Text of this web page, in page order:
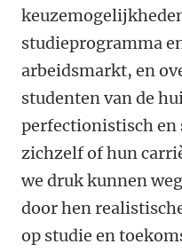
studieprogramma
arbeidsmarkt, en
studenten van de
perfectionistisch en
zichzelf of hun
we druk kunnen
door hen
op studie en